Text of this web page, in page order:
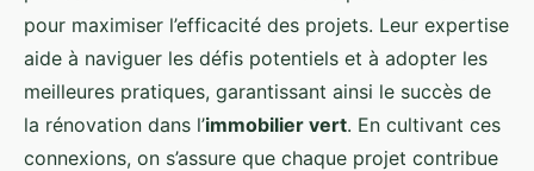
pour maximiser l’efficacité des projets. Leur expertise
aide à naviguer les défis potentiels et à adopter les
meilleures pratiques, garantissant ainsi le succès de
la rénovation dans l’immobilier vert. En cultivant ces
connexions, on s’assure que chaque projet contribue